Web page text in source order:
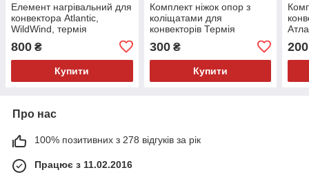
Елемент нагрівальний для
конвектора Atlantic,
WildWind, термія
800 ₴
Купити
Комплект ніжок опор з
коліщатами для
конвекторів Термія
Атлантік Бонжур Wild Wind
та ін.
300₴
Купити
200
Про нас
100% позитивних з 278 відгуків за рік
Працює з 11.02.2016